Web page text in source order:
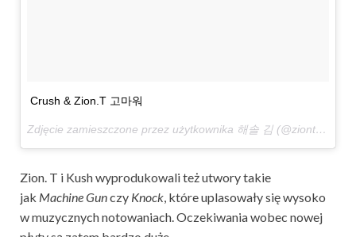
Crush & Zion.T 고마워
Zdjęcie zamieszczone przez użytkownika 해솔 김 (@ziont)
Zion. T i Kush wyprodukowali też utwory takie
jak Machine Gunczy Knock, które uplasowały się wysoko
w muzycznych notowaniach. Oczekiwania wobec nowej